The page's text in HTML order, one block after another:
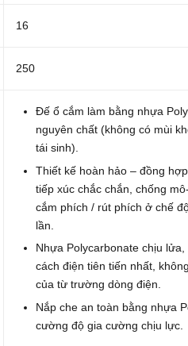
16
250
Đế ổ cắm làm bằng nhựa
nguyên chất (không có mùi
tái sinh).
Thiết kế hoàn hảo – đồng
tiếp xúc chắc chắn, chống
cắm phích / rút phích ở chế
lần.
Nhựa Polycarbonate chịu
cách điện tiên tiến nhất,
của từ trường dòng điện.
Nắp che an toàn bằng nhựa
cường độ gia cường chịu lực.